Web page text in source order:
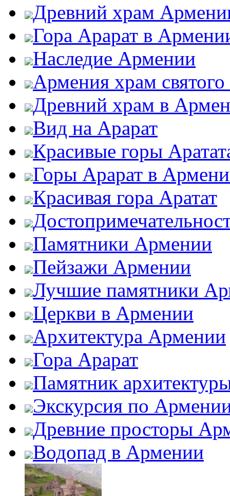
Древний храм
Гора Арарат в
Наследие Армении
Армения храм святого
Древний храм в
Вид на Арарат
Красивые горы
Горы Арарат в
Красивая гора Аратат
Памятники Армении
Пейзажи Армении
Лучшие памятники
Церкви в Армении
Архитектура Армении
Гора Арарат
Памятник
Экскурсия по
Древние просторы
Водопад в Армении